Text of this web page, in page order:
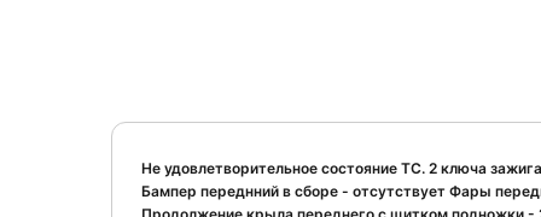
Не удовлетворительное состояние ТС. 2 ключа
Бампер переднний в сборе - отсутствует Фары